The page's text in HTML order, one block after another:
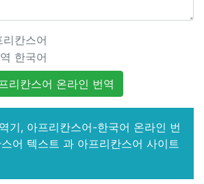
칸스어
한국어
리칸스어 온라인 번역
기, 아프리칸스어-한국어 온라인 번
어 텍스트 과 아프리칸스어 사이트